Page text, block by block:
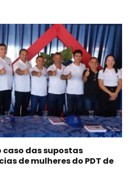
das supostas
de mulheres do PDT de